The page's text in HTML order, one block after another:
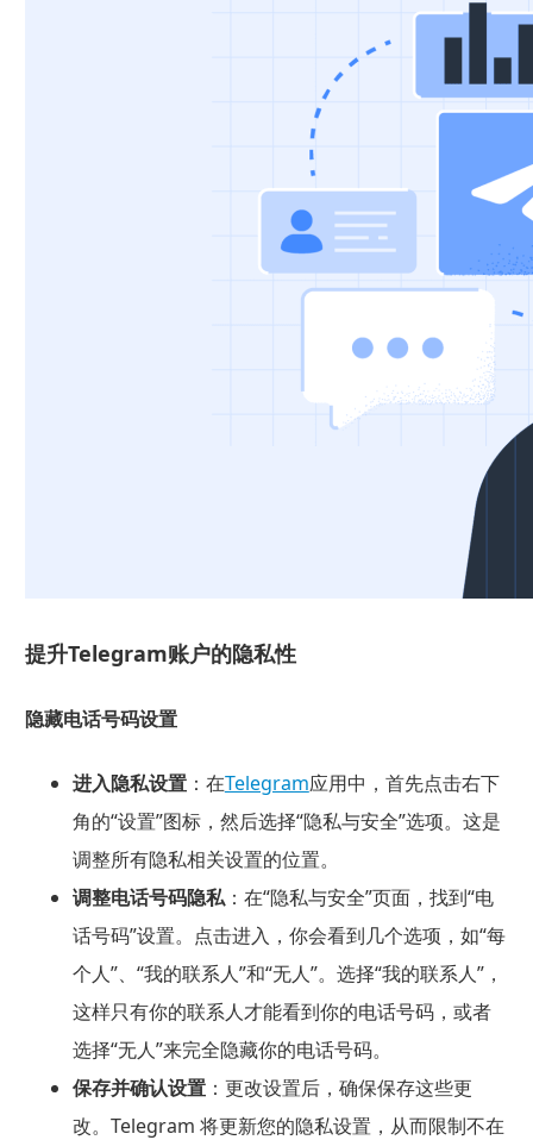
提升Telegram账户的隐私性
隐藏电话号码设置
进入隐私设置：在Telegram应用中，首先点击右下
角的“设置”图标，然后选择“隐私与安全”选项。这是
调整所有隐私相关设置的位置。
调整电话号码隐私：在“隐私与安全”页面，找到“电
话号码”设置。点击进入，你会看到几个选项，如“每
个人”、“我的联系人”和“无人”。选择“我的联系人”，
这样只有你的联系人才能看到你的电话号码，或者
选择“无人”来完全隐藏你的电话号码。
保存并确认设置：更改设置后，确保保存这些更
改。Telegram 将更新您的隐私设置，从而限制不在